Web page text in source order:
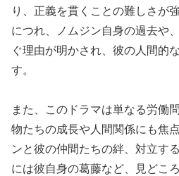
り、正義を貫くことの難しさが
につれ、ノムジン自身の過去や
ぐ理由が明かされ、彼の人間的
す。
また、このドラマは単なる労働
物たちの成長や人間関係にも焦
ンと彼の仲間たちの絆、対立す
には彼自身の葛藤など、見どこ